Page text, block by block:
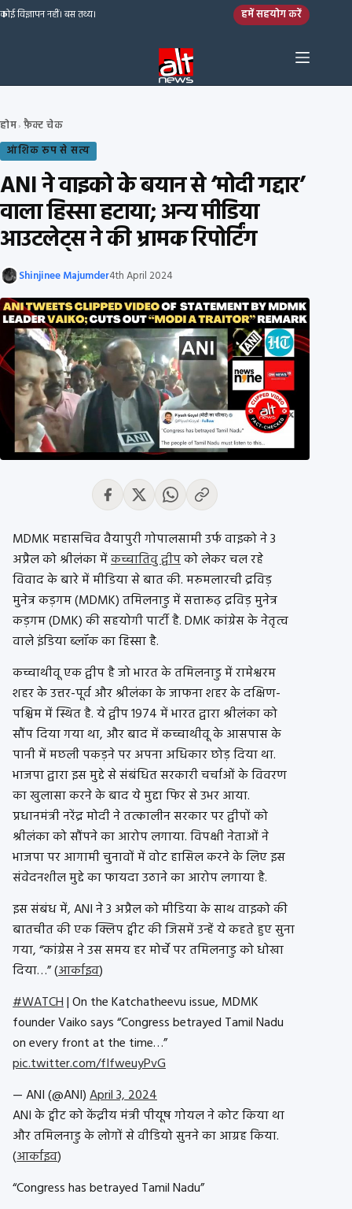
Skip to content
कोई विज्ञापन नहीं। बस तथ्य। हमें सहयोग करें
होम› फ़ैक्ट चेक
आंशिक रूप से सत्य
ANI ने वाइको के बयान से ‘मोदी गद्दार’
वाला हिस्सा हटाया; अन्य मीडिया
आउटलेट्स ने की भ्रामक रिपोर्टिंग
Shinjinee Majumder4th April 2024
MDMK महासचिव वैयापुरी गोपालसामी उर्फ ​​वाइको ने 3
अप्रैल को श्रीलंका मेंकच्चातिवु द्वीपको लेकर चल रहे
विवाद के बारे में मीडिया से बात की. मरुमलारची द्रविड़
मुनेत्र कड़गम (MDMK) तमिलनाडु में सत्तारूढ़ द्रविड़ मुनेत्र
कड़गम (DMK) की सहयोगी पार्टी है. DMK कांग्रेस के नेतृत्व
वाले इंडिया ब्लॉक का हिस्सा है.
कच्चाथीवू एक द्वीप है जो भारत के तमिलनाडु में रामेश्वरम
शहर के उत्तर-पूर्व और श्रीलंका के जाफना शहर के दक्षिण-
पश्चिम में स्थित है. ये द्वीप 1974 में भारत द्वारा श्रीलंका को
सौंप दिया गया था, और बाद में कच्चाथीवू के आसपास के
पानी में मछली पकड़ने पर अपना अधिकार छोड़ दिया था.
भाजपा द्वारा इस मुद्दे से संबंधित सरकारी चर्चाओं के विवरण
का खुलासा करने के बाद ये मुद्दा फिर से उभर आया.
प्रधानमंत्री नरेंद्र मोदी ने तत्कालीन सरकार पर द्वीपों को
श्रीलंका को सौंपने का आरोप लगाया. विपक्षी नेताओं ने
भाजपा पर आगामी चुनावों में वोट हासिल करने के लिए इस
संवेदनशील मुद्दे का फायदा उठाने का आरोप लगाया है.
इस संबंध में, ANI ने 3 अप्रैल को मीडिया के साथ वाइको की
बातचीत की एक क्लिप ट्वीट की जिसमें उन्हें ये कहते हुए सुना
गया, “कांग्रेस ने उस समय हर मोर्चे पर तमिलनाडु को धोखा
दिया…” (आर्काइव)
#WATCH| On the Katchatheevu issue, MDMK
founder Vaiko says “Congress betrayed Tamil Nadu
on every front at the time…”
pic.twitter.com/fIfweuyPvG
— ANI (@ANI)April 3, 2024
ANI के ट्वीट को केंद्रीय मंत्री पीयूष गोयल ने कोट किया था
और तमिलनाडु के लोगों से वीडियो सुनने का आग्रह किया.
(आर्काइव)
“Congress has betrayed Tamil Nadu”